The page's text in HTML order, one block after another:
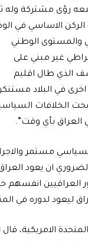
معه رؤى مشتركة وله
الركن الاساسي في
والمستوى الوطني
غير مبني على
الذي طال اقليم
في البلاد
الخلافات
العراق بأي وقت”.
مستمر
ان يعود
العراقيين
ليعود لدوره في
الامريكية،